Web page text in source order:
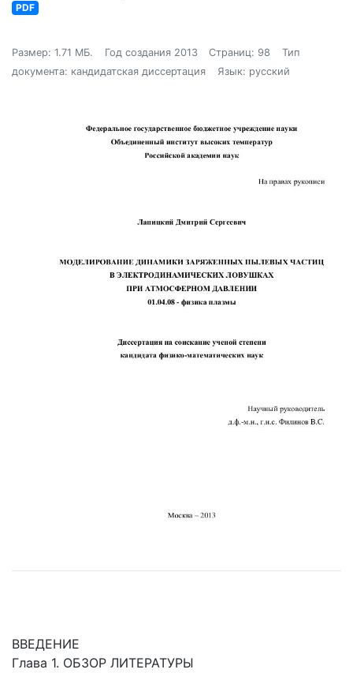
PDF
Размер: 1.71 МБ. Год создания 2013 Страниц: 98
Тип
документа: кандидатская диссертация
Язык: русский
ВВЕДЕНИЕ
Глава 1. ОБЗОР ЛИТЕРАТУРЫ